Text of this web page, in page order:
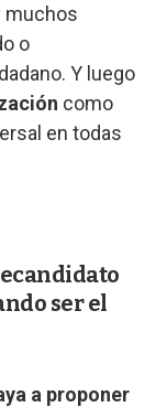
muchos
o
Y luego
como
en todas
ser el
a proponer